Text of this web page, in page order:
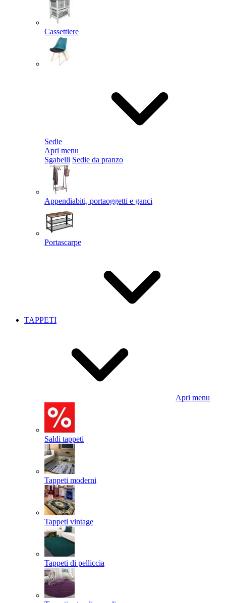
Cassettiere
Sedie
Apri menu
Sgabelli Sedie da pranzo
Appendiabiti, portaoggetti e ganci
Portascarpe
TAPPETI
Apri menu
Saldi tappeti
Tappeti moderni
Tappeti vintage
Tappeti di pelliccia